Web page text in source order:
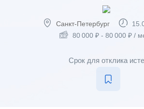
Санкт-Петербург
80 000 ₽- 80 000 ₽/
Срок для отклика